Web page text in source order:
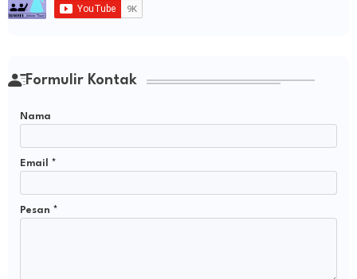
Formulir Kontak
Nama
Email *
Pesan *